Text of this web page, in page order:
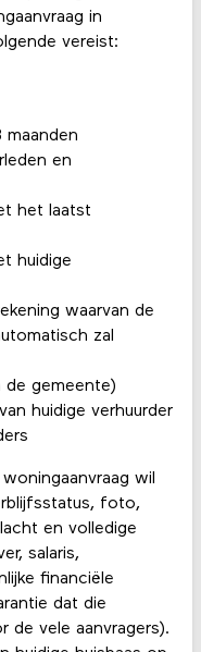
in
vereist:
en
het laatst
huidige
waarvan de
zal
de gemeente)
huidige verhuurder
wil
foto,
en volledige
salaris,
financiële
dat die
vele aanvragers).